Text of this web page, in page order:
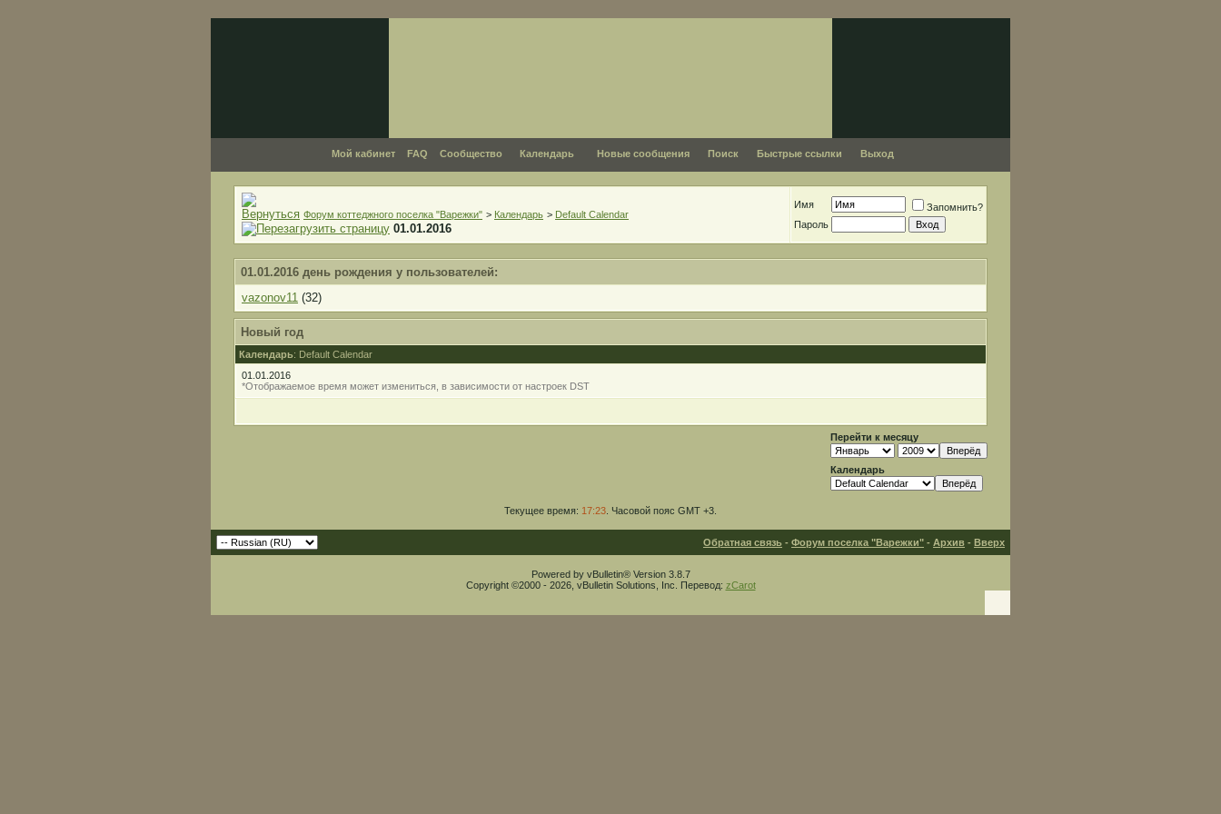
Мой кабинет FAQ Сообщество Календарь Новые сообщения Поиск Быстрые ссылки Выход
Форум коттеджного поселка "Варежки" > Календарь > Default Calendar
01.01.2016
Имя
Запомнить?
Пароль
01.01.2016 день рождения у пользователей:
vazonov11 (32)
Новый год
Календарь: Default Calendar
01.01.2016
*Отображаемое время может измениться, в зависимости от настроек DST
Перейти к месяцу
Календарь
Текущее время: 17:23 . Часовой пояс GMT +3.
Обратная связь - Форум поселка "Варежки" - Архив - Вверх
Powered by vBulletin® Version 3.8.7
Copyright ©2000 - 2026, vBulletin Solutions, Inc. Перевод: zCarot